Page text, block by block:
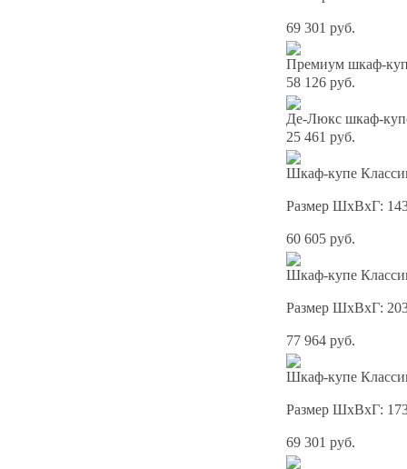
69 301 руб.
Премиум шкаф-
58 126 руб.
Де-Люкс шкаф-
25 461 руб.
Шкаф-купе
Размер ШхВхГ:
60 605 руб.
Шкаф-купе
Размер ШхВхГ:
77 964 руб.
Шкаф-купе
Размер ШхВхГ:
69 301 руб.